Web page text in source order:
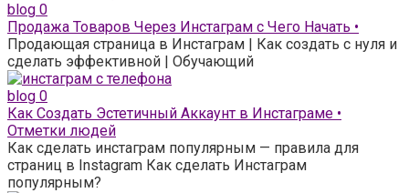
blog 0
Продажа Товаров Через Инстаграм с Чего Начать •
Продающая страница в Инстаграм | Как создать с нуля и
сделать эффективной | Обучающий
blog 0
Как Создать Эстетичный Аккаунт в Инстаграме •
Отметки людей
Как сделать инстаграм популярным — правила для
страниц в Instagram Как сделать Инстаграм
популярным?